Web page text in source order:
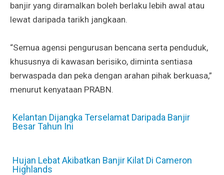
banjir yang diramalkan boleh berlaku lebih awal atau
lewat daripada tarikh jangkaan.
“Semua agensi pengurusan bencana serta penduduk,
khususnya di kawasan berisiko, diminta sentiasa
berwaspada dan peka dengan arahan pihak berkuasa,”
menurut kenyataan PRABN.
Kelantan Dijangka Terselamat Daripada Banjir
Besar Tahun Ini
Hujan Lebat Akibatkan Banjir Kilat Di Cameron
Highlands